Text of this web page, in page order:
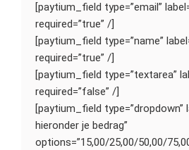
[paytium_field type=”email”
required=”true” /]
[paytium_field type=”name”
required=”true” /]
[paytium_field type=”textarea”
required=”false” /]
[paytium_field type=”dropdown”
hieronder je bedrag”
options=”15,00/25,00/50,00/